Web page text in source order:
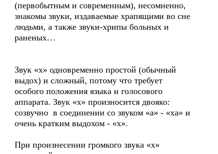
(первобытным и современным), несомненно,
знакомы звуки, издаваемые храпящими во сне
людьми, а также звуки-хрипы больных и
раненых…
Звук «х» одновременно простой (обычный
выдох) и сложный, потому что требует
особого положения языка и голосового
аппарата. Звук «х» произносится двояко:
созвучно в соединении со звуком «а» - «ха» и
очень кратким выдохом - «х».
При произнесении громкого звука «х»